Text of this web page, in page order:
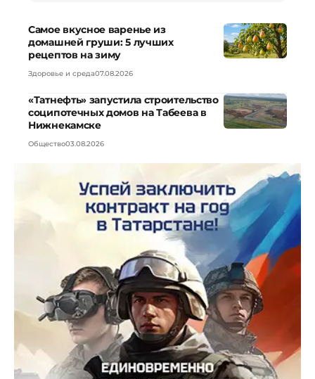
Самое вкусное варенье из
домашней груши: 5 лучших
рецептов на зиму
Здоровье и среда07.08.2026
«Татнефть» запустила строительство
соципотечных домов на Табеева в
Нижнекамске
Общество03.08.2026